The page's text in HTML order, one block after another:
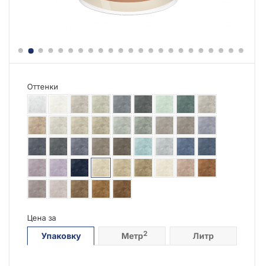
Оттенки
Цена за
Упаковку Метр2 Литр